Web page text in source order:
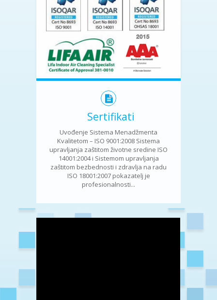
Sertifikati
Uvođenje Sistema Menadžmenta
Kvalitetom – ISO 9001:2008 Sistema
upravljanja zaštitom životne sredine ISO
14001:2004 i Sistemom upravljanja
zaštitom bezbednosti i zdravlja na radu
ISO 18001:2007 pokazatelj je
profesionalnosti...